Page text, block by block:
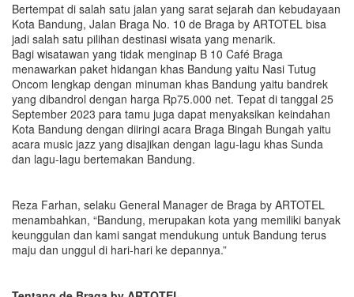
Bertempat di salah satu jalan yang sarat sejarah dan kebudayaan
Kota Bandung, Jalan Braga No. 10 de Braga by ARTOTEL bisa
jadi salah satu pilihan destinasi wisata yang menarik.
Bagi wisatawan yang tidak menginap B 10 Café Braga
menawarkan paket hidangan khas Bandung yaitu Nasi Tutug
Oncom lengkap dengan minuman khas Bandung yaitu bandrek
yang dibandrol dengan harga Rp75.000 net. Tepat di tanggal 25
September 2023 para tamu juga dapat menyaksikan keindahan
Kota Bandung dengan diiringi acara Braga Bingah Bungah yaitu
acara music jazz yang disajikan dengan lagu-lagu khas Sunda
dan lagu-lagu bertemakan Bandung.
Reza Farhan, selaku General Manager de Braga by ARTOTEL
menambahkan, “Bandung, merupakan kota yang memiliki banyak
keunggulan dan kami sangat mendukung untuk Bandung terus
maju dan unggul di hari-hari ke depannya.”